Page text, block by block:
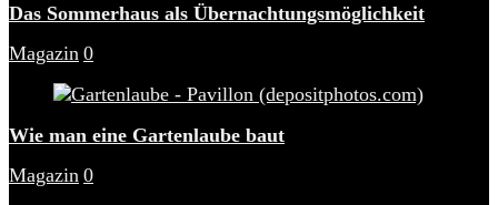
Das Sommerhaus als Übernachtungsmöglichkeit
Magazin 0
Wie man eine Gartenlaube baut
Magazin 0